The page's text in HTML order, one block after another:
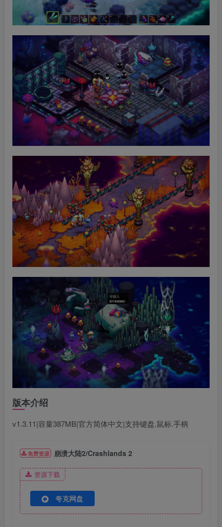
版本介绍
v1.3.11|容量387MB|官方简体中文|支持键盘.鼠标.手柄
免费资源 崩溃大陆2/Crashlands 2
资源下载
夸克网盘